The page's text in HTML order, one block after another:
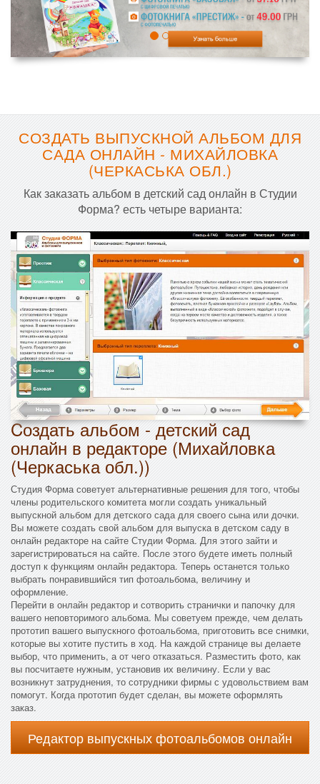
СОЗДАТЬ ВЫПУСКНОЙ АЛЬБОМ ДЛЯ
САДА ОНЛАЙН - МИХАЙЛОВКА
(ЧЕРКАСЬКА ОБЛ.)
Как заказать альбом в детский сад онлайн в Студии
Форма? есть четыре варианта:
Cоздать альбом - детский сад
онлайн в редакторе (Михайловка
(Черкаська обл.))
Студия Форма советует альтернативные решения для того, чтобы
члены родительского комитета могли создать уникальный
выпускной альбом для детского сада для своего сына или дочки.
Вы можете создать свой альбом для выпуска в детском саду в
онлайн редакторе на сайте Студии Форма. Для этого зайти и
зарегистрироваться на сайте. После этого будете иметь полный
доступ к функциям онлайн редактора. Теперь останется только
выбрать понравившийся тип фотоальбома, величину и
оформление.
Перейти в онлайн редактор и сотворить странички и папочку для
вашего неповторимого альбома. Мы советуем прежде, чем делать
прототип вашего выпускного фотоальбома, приготовить все снимки,
которые вы хотите пустить в ход. На каждой странице вы делаете
выбор, что применить, а от чего отказаться. Разместить фото, как
вы посчитаете нужным, установив их величину. Если у вас
возникнут затруднения, то сотрудники фирмы с удовольствием вам
помогут. Когда прототип будет сделан, вы можете оформлять
заказ.
Редактор выпускных фотоальбомов онлайн